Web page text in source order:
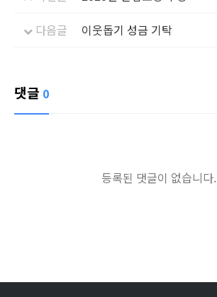
다음글
이웃돕기 성금 기탁
댓글 0
등록된 댓글이 없습니다.